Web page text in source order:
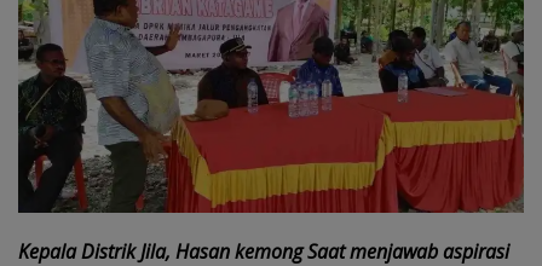
Kepala Distrik Jila, Hasan kemong Saat menjawab aspirasi